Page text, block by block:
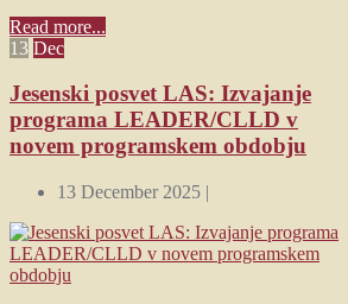
Read more...
13 Dec
Jesenski posvet LAS: Izvajanje
programa LEADER/CLLD v
novem programskem obdobju
13 December 2025 |